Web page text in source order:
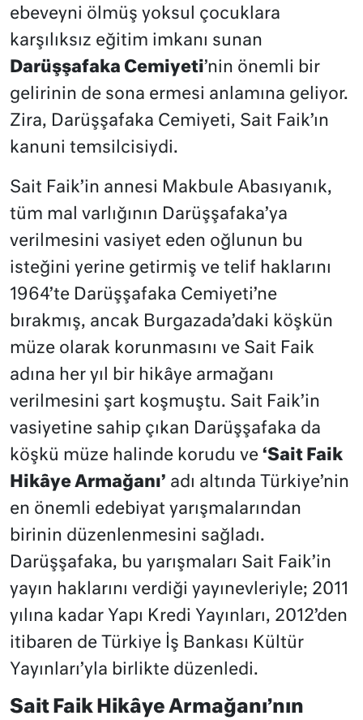
ebeveyni ölmüş yoksul çocuklara
karşılıksız eğitim imkanı sunan
Darüşşafaka Cemiyeti’nin önemli bir
gelirinin de sona ermesi anlamına geliyor.
Zira, Darüşşafaka Cemiyeti, Sait Faik’ın
kanuni temsilcisiydi.
Sait Faik’in annesi Makbule Abasıyanık,
tüm mal varlığının Darüşşafaka’ya
verilmesini vasiyet eden oğlunun bu
isteğini yerine getirmiş ve telif haklarını
1964’te Darüşşafaka Cemiyeti’ne
bırakmış, ancak Burgazada’daki köşkün
müze olarak korunmasını ve Sait Faik
adına her yıl bir hikâye armağanı
verilmesini şart koşmuştu. Sait Faik’in
vasiyetine sahip çıkan Darüşşafaka da
köşkü müze halinde korudu ve ‘Sait Faik
Hikâye Armağanı’ adı altında Türkiye’nin
en önemli edebiyat yarışmalarından
birinin düzenlenmesini sağladı.
Darüşşafaka, bu yarışmaları Sait Faik’in
yayın haklarını verdiği yayınevleriyle; 2011
yılına kadar Yapı Kredi Yayınları, 2012’den
itibaren de Türkiye İş Bankası Kültür
Yayınları’yla birlikte düzenledi.
Sait Faik Hikâye Armağanı’nın